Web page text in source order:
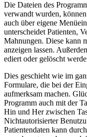
Die Dateien des
verwandt wurden,
auch über eigene
unterscheidet Patienten,
Mahnungen. Diese kann
anzeigen lassen.
ediert oder gelöscht
Dies geschieht wie im
Formulare, die bei der
aufmerksam machen.
Programm auch mit der
Hin und Her zwischen
Nichtautorisierter
Patientendaten kann